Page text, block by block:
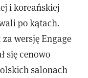
i koreańskiej
po kątach.
wersję Engage
się cenowo
salonach